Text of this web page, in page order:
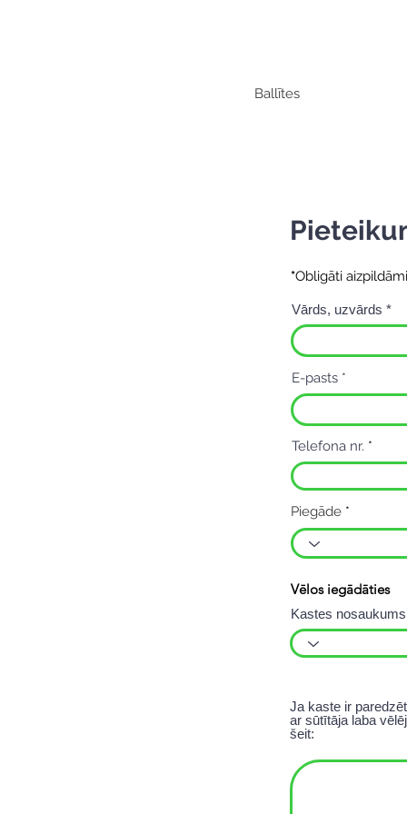
Ballītes
*Obligāti
Vārds, uzvārds
E-pasts
Telefona nr.
Piegāde
Vēlos iegādāties
Kastes nosaukums
Ja kaste ir
ar sūtītāja laba
šeit: